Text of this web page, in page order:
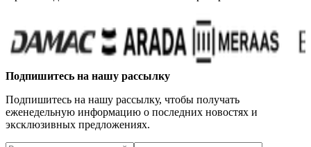
Подпишитесь на нашу рассылку
Подпишитесь на нашу рассылку, чтобы получать
еженедельную информацию о последних новостях и
эксклюзивных предложениях.